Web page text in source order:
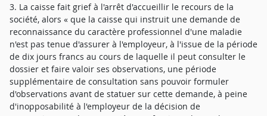
3. La caisse fait grief à l'arrêt d'accueillir le recours de la
société, alors « que la caisse qui instruit une demande de
reconnaissance du caractère professionnel d'une maladie
n'est pas tenue d'assurer à l'employeur, à l'issue de la période
de dix jours francs au cours de laquelle il peut consulter le
dossier et faire valoir ses observations, une période
supplémentaire de consultation sans pouvoir formuler
d'observations avant de statuer sur cette demande, à peine
d'inopposabilité à l'employeur de la décision de